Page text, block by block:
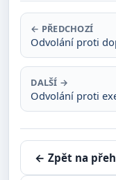
← PŘEDCHOZÍ
Odvolání proti
DALŠÍ →
Odvolání proti
← Zpět na